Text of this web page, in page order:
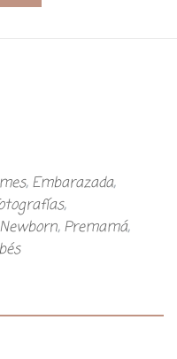
, Embarazada,
,
Newborn, Premamá,